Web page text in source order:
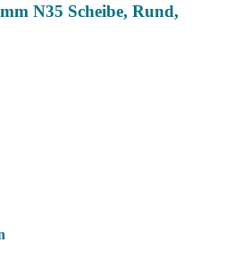
N35 Scheibe, Rund,